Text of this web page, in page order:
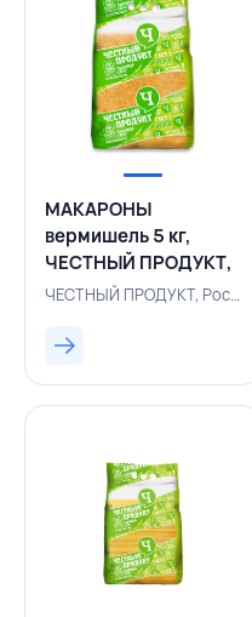
МАКАРОНЫ
вермишель 5 кг,
ЧЕСТНЫЙ ПРОДУКТ,
РОССИЯ
ЧЕСТНЫЙ ПРОДУКТ, Россия, 156400882